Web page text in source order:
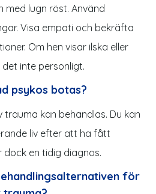
med lugn röst. Använd
Visa empati och bekräfta
Om hen visar ilska eller
inte personligt.
psykos botas?
trauma kan behandlas. Du kan
liv efter att ha fått
dock en tidig diagnos.
för